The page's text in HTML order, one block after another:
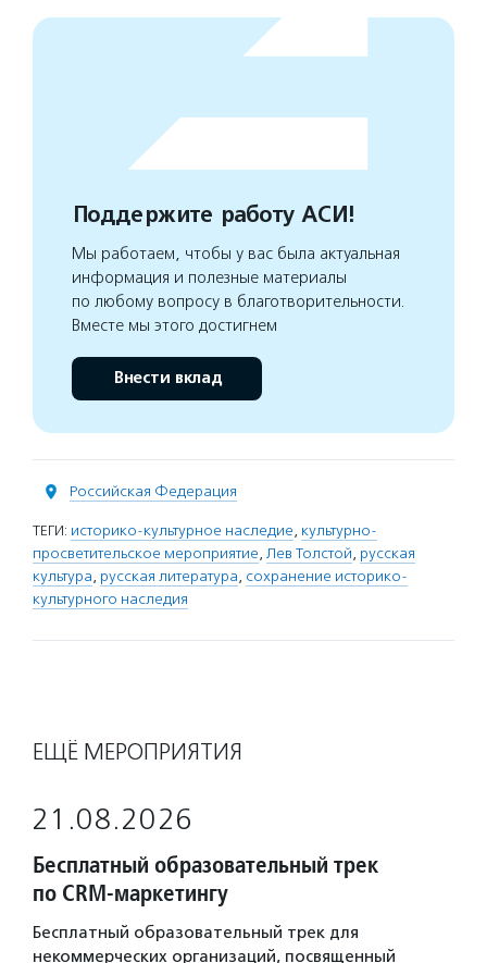
Поддержите работу АСИ!
Мы работаем, чтобы у вас была актуальная
информация и полезные материалы
по любому вопросу в благотворительности.
Вместе мы этого достигнем
Внести вклад
Российская Федерация
ТЕГИ: историко-культурное наследие, культурно-
просветительское мероприятие, Лев Толстой, русская
культура, русская литература, сохранение историко-
культурного наследия
ЕЩЁ МЕРОПРИЯТИЯ
21.08.2026
Бесплатный образовательный трек
по CRM-маркетингу
Бесплатный образовательный трек для
некоммерческих организаций, посвященный